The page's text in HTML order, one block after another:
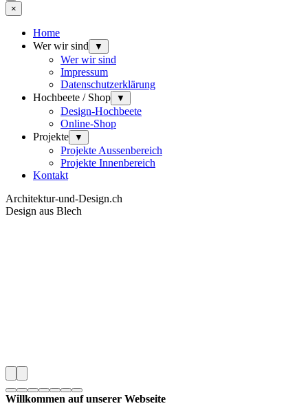
×
Home
Wer wir sind
▼
Wer wir sind
Impressum
Datenschutzerklärung
Hochbeete / Shop
▼
Design-Hochbeete
Online-Shop
Projekte
▼
Projekte Aussenbereich
Projekte Innenbereich
Kontakt
Architektur-und-Design.ch
Design aus Blech
Willkommen auf unserer Webseite